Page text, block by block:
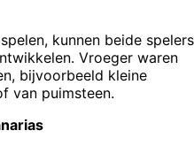
kunnen beide spelers
Vroeger waren
bijvoorbeeld kleine
van puimsteen.